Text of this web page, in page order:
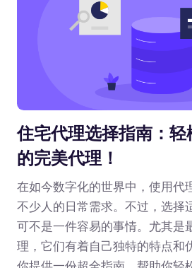
住宅代理选择指南：
的完美代理！
在如今数字化的世界中，使用代
不少人的日常需求。不过，选择
可不是一件容易的事情。尤其是
理，它们有着自己独特的特点和